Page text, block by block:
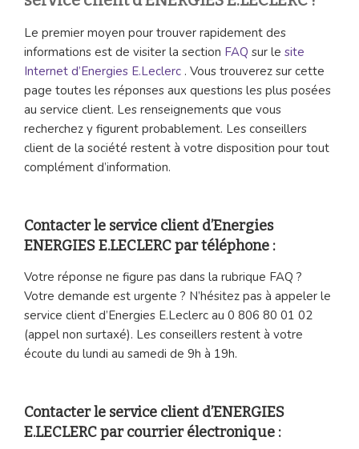
Le premier moyen pour trouver rapidement des
informations est de visiter la section FAQ sur le site
Internet d’Energies E.Leclerc . Vous trouverez sur cette
page toutes les réponses aux questions les plus posées
au service client. Les renseignements que vous
recherchez y figurent probablement. Les conseillers
client de la société restent à votre disposition pour tout
complément d’information.
Contacter le service client d’Energies
ENERGIES E.LECLERC par téléphone :
Votre réponse ne figure pas dans la rubrique FAQ ?
Votre demande est urgente ? N’hésitez pas à appeler le
service client d’Energies E.Leclerc au 0 806 80 01 02
(appel non surtaxé). Les conseillers restent à votre
écoute du lundi au samedi de 9h à 19h.
Contacter le service client d’ENERGIES
E.LECLERC par courrier électronique :